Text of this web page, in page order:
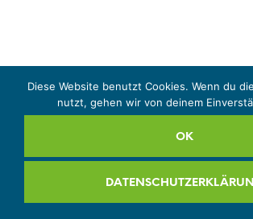
Diese Website benutzt Cookies. Wenn du
nutzt, gehen wir von deinem
OK